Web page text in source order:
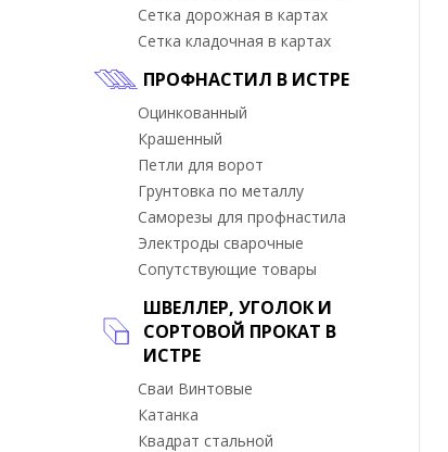
Сетка дорожная в картах
Сетка кладочная в картах
ПРОФНАСТИЛ В ИСТРЕ
Оцинкованный
Крашенный
Петли для ворот
Грунтовка по металлу
Саморезы для профнастила
Электроды сварочные
Сопутствующие товары
ШВЕЛЛЕР, УГОЛОК И
СОРТОВОЙ ПРОКАТ В
ИСТРЕ
Сваи Винтовые
Катанка
Квадрат стальной